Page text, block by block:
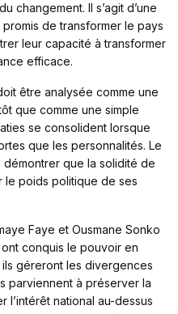
changement. Il s’agit d’une
de transformer le pays
leur capacité à transformer
efficace.
être analysée comme une
que comme une simple
se consolident lorsque
que les personnalités. Le
que la solidité de
le poids politique de ses
Faye et Ousmane Sonko
conquis le pouvoir en
géreront les divergences
parviennent à préserver la
l’intérêt national au-dessus